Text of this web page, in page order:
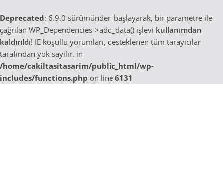
Deprecated: 6.9.0 sürümünden başlayarak, bir parametre ile
çağrılan WP_Dependencies->add_data() işlevi kullanımdan
kaldırıldı! IE koşullu yorumları, desteklenen tüm tarayıcılar
tarafından yok sayılır. in
/home/cakiltasitasarim/public_html/wp-
includes/functions.php on line 6131